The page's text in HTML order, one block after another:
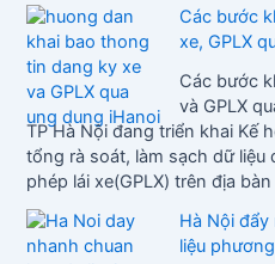
Các bước
xe, GPLX
Các bước
và GPLX
TP Hà Nội đang triển khai Kế
tổng rà soát, làm sạch dữ
phép lái xe(GPLX) trên địa
Hà Nội
liệu